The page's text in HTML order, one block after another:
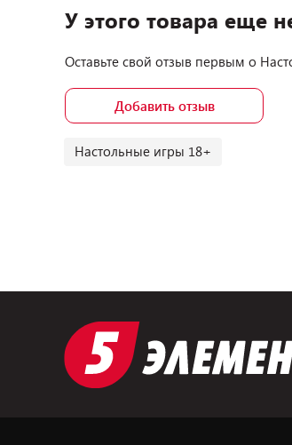
У этого товара еще
Оставьте свой отзыв первым о
Добавить отзыв
Настольные игры 18+